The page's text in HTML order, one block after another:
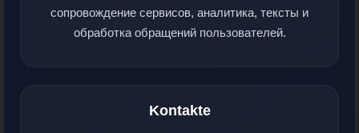
сопровождение сервисов, аналитика, тексты и
обработка обращений пользователей.
Kontakte